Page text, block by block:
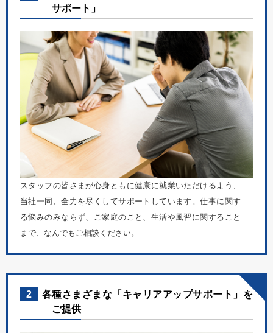
サポート」
スタッフの皆さまが心身ともに健康に就業いただけるよう、
当社一同、全力を尽くしてサポートしています。仕事に関す
る悩みのみならず、ご家庭のこと、生活や風習に関すること
まで、なんでもご相談ください。
2
各種さまざまな「キャリアアップサポート」を
ご提供